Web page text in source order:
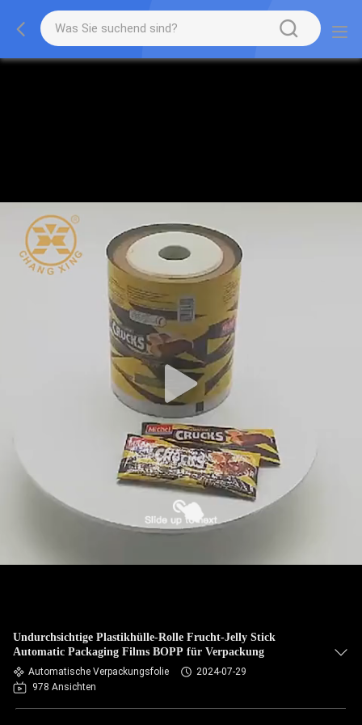
Undurchsichtige Plastikhülle-Rolle Frucht-Jelly Stick
Automatic Packaging Films BOPP für Verpackung
Automatische Verpackungsfolie
2024-07-29
978 Ansichten